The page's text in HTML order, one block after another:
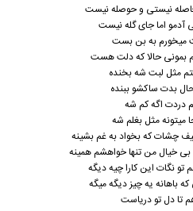
نیستی و حوصله نیست
آدمو اما جای گله نیست
میخورم به بن بست
بمونی حالا که دلت هست
مثل لبت شه بخنده
بدت ساکشو ببنده
دردت اگه کم شه
مثل بغلم شه
چشات که بخواد به غم بشینه
خیال من تنها خواهشم همینه
تو نگات این کارا چیه دیگه
باهانه یه چیز دیگه میگه
تا دل تو دریاست